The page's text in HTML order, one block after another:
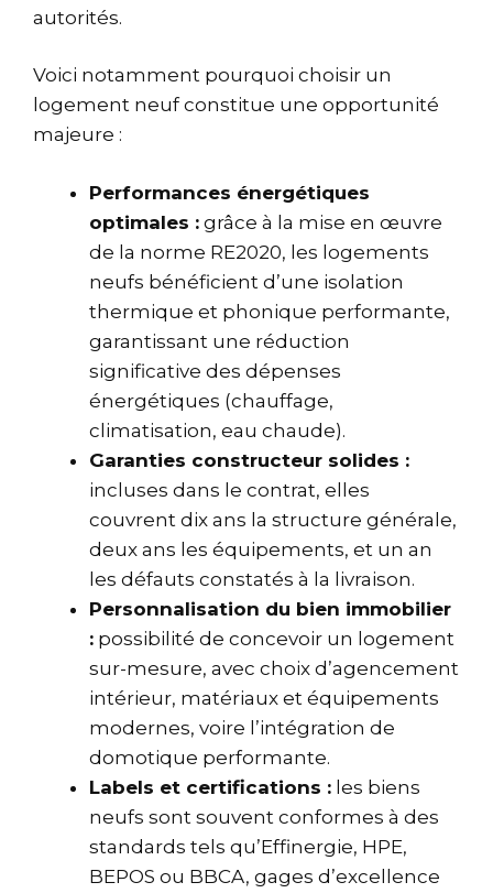
autorités.
Voici notamment pourquoi choisir un
logement neuf constitue une opportunité
majeure :
Performances énergétiques
optimales : grâce à la mise en œuvre
de la norme RE2020, les logements
neufs bénéficient d’une isolation
thermique et phonique performante,
garantissant une réduction
significative des dépenses
énergétiques (chauffage,
climatisation, eau chaude).
Garanties constructeur solides :
incluses dans le contrat, elles
couvrent dix ans la structure générale,
deux ans les équipements, et un an
les défauts constatés à la livraison.
Personnalisation du bien immobilier
: possibilité de concevoir un logement
sur-mesure, avec choix d’agencement
intérieur, matériaux et équipements
modernes, voire l’intégration de
domotique performante.
Labels et certifications : les biens
neufs sont souvent conformes à des
standards tels qu’Effinergie, HPE,
BEPOS ou BBCA, gages d’excellence